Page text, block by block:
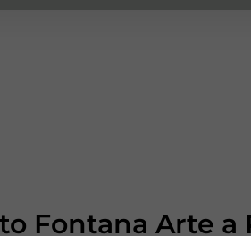
Fontana Arte a